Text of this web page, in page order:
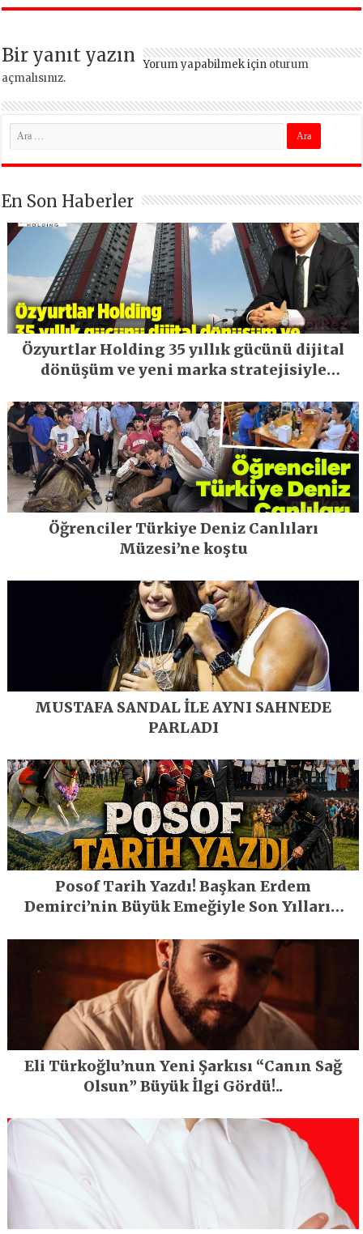
Bir yanıt yazın Yorum yapabilmek için oturum
açmalısınız.
En Son Haberler
Özyurtlar Holding 35 yıllık gücünü dijital
dönüşüm ve yeni marka stratejisiyle
Öğrenciler Türkiye Deniz Canlıları
Müzesi’ne koştu
MUSTAFA SANDAL İLE AYNI SAHNEDE
PARLADI
Posof Tarih Yazdı! Başkan Erdem
Demirci’nin Büyük Emeğiyle Son Yılların
Eli Türkoğlu’nun Yeni Şarkısı “Canın Sağ
Olsun” Büyük İlgi Gördü!..